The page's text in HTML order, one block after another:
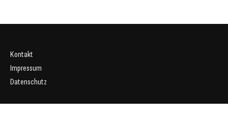
Kontakt
Impressum
Datenschutz